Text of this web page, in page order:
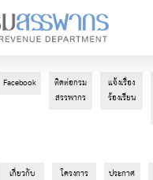
Facebook
ติดต่อกรม
สรรพากร
แจ้งเรื่อง
ร้องเรียน
เกี่ยวกับ
โครงการ
ประกาศ